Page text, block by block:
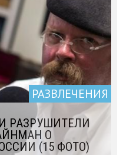
РАЗВЛЕЧЕНИЯ
РАЗРУШИТЕЛИ
О
(15 ФОТО)